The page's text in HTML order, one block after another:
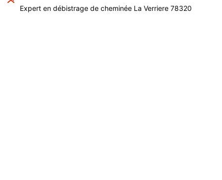
Expert en débistrage de cheminée La Verriere 78320